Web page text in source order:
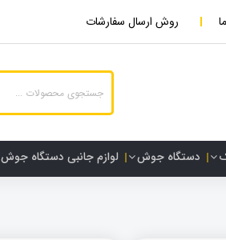
روش ارسال سفارشات
دستگاه جوش لوازم جانبی دستگاه جوش